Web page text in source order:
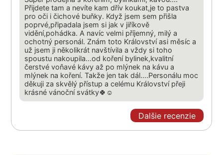
Přijdete tam a nevíte kam dřív koukat,je to pastva
pro oči i čichové buňky. Když jsem sem přišla
poprvé,připadala jsem si jak v jiříkově
vidění,pohádka. A navíc velmi příjemný, milý a
ochotný personál. Znám toto Království asi měsíc a
už jsem ji několikrát navštívila a vždy si toho
spoustu nakoupila...od koření bylinek,kvalitní
čerstvé voňavé kávy až po mlýnek na kávu a
mlýnek na koření. Takže jen tak dál....Personálu moc
děkuji za skvělý přístup a celému Království přeji
krásné vánoční svátky🍀☺
Dalšie recenzie